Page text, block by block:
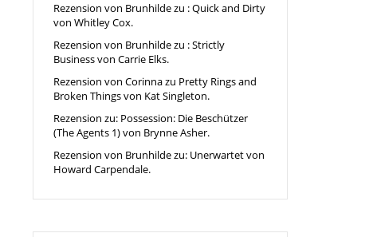
Rezension von Brunhilde zu : Quick and Dirty
von Whitley Cox.
Rezension von Brunhilde zu : Strictly
Business von Carrie Elks.
Rezension von Corinna zu Pretty Rings and
Broken Things von Kat Singleton.
Rezension zu: Possession: Die Beschützer
(The Agents 1) von Brynne Asher.
Rezension von Brunhilde zu: Unerwartet von
Howard Carpendale.